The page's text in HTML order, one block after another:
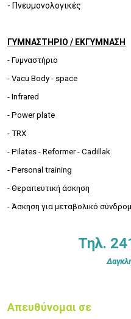
- Πνευμονολογικές
ΓΥΜΝΑΣΤΗΡΙΟ / ΕΚΓΥΜΝΑΣΗ
- Γυμναστήριο
- Vacu Body - space
- Infrared
- Power plate
- TRX
- Pilates - Reformer - Cadillak
- Personal training
- Θεραπευτική άσκηση
- Άσκηση για μεταβολικό
Τηλ.
Απευθύνομαι σε